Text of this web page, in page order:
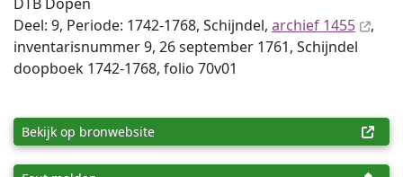
Deel: 9, Periode: 1742-1768, Schijndel, archief 1455
,
inventaris­num­mer 9, 26 september 1761, Schijndel
doopboek 1742-1768, folio 70v01
Bekijk op bronwebsite